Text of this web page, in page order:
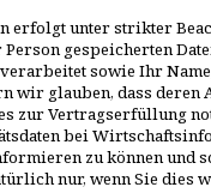
unter strikter
gespeicherten
sowie Ihr
glauben, dass deren
zur Vertragserfüllung
bei
zu können
nur, wenn Sie dies